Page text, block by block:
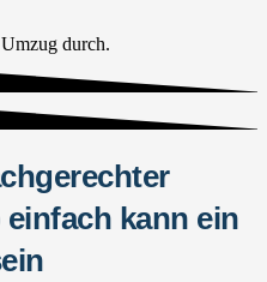
durch.
kann ein